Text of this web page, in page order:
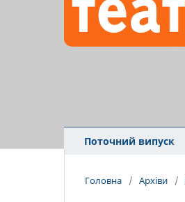
Поточний випуск
Головна / Архіви /